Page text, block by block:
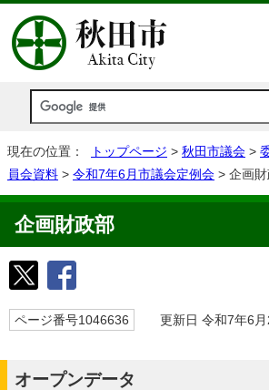
現在の位置： トップページ > 秋田市議会 >
員会資料 > 令和7年6月市議会定例会 > 企画
企画財政部
ページ番号1046636 更新日 令和7年6月
オープンデータ